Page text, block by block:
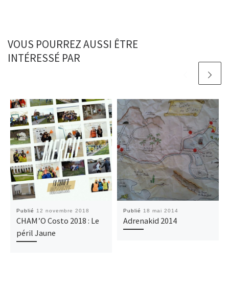
VOUS POURREZ AUSSI ÊTRE
INTÉRESSÉ PAR
Publié 12 novembre 2018
CHAM’O Costo 2018 : Le
péril Jaune
Publié 18 mai 2014
Adrenakid 2014